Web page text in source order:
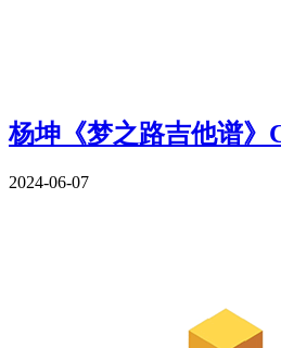
杨坤《梦之路吉他谱》
2024-06-07